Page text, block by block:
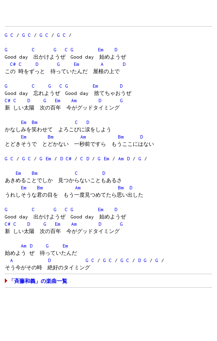
G C / G C / G C / G C /
G C G C G Em
D
Good day 出かけようぜ Good day 始めようぜ
C# C D G Em A
D
この 時をずっと 待っていたんだ 屋根の上で
G C G C G Em
D
Good day 忘れようぜ Good day 捨てちゃおうぜ
C# C D G Em Am D
G
新 しい太陽 次の百年 今がグッドタイミング
Em Bm C
D
かなしみを笑わせて よろこびに涙をしよう
Em
Bm Am Bm
D
とどきそうで とどかない 一秒前ですら もうここにはない
G C / G C / G Em / D C# / C D / G Em / Am D / G /
Em Bm C
D
あきめることでしか 見つからないこともあるさ
Em
Bm Am Bm
D
うれしそうな君の目を もう一度見つめてたら思い出した
G C G C G Em
D
Good day 出かけようぜ Good day 始めようぜ
C# C D G Em Am D
G
新 しい太陽 次の百年 今がグッドタイミング
Am D G
Em
始めよう ぜ 待っていたんだ
A
D G C / G C / G C / D G / G /
そう今がその時 絶好のタイミング
「斉藤和義」の楽曲一覧